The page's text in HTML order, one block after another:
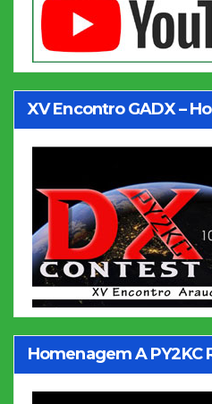
XV Encontro GADX –
Homenagem A PY2KC